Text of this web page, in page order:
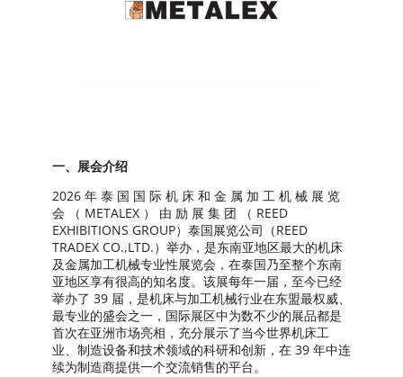
一、展会介绍
2026 年 泰 国 国 际 机 床 和 金 属 加 工 机 械 展 览
会 （ METALEX ） 由 励 展 集 团 （ REED
EXHIBITIONS GROUP）泰国展览公司（REED
TRADEX CO.,LTD.）举办，是东南亚地区最大的机床
及金属加工机械专业性展览会，在泰国乃至整个东南
亚地区享有很高的知名度。该展每年一届，至今已经
举办了 39 届，是机床与加工机械行业在东盟最权威、
最专业的盛会之一，国际展区中为数不少的展品都是
首次在亚洲市场亮相，充分展示了当今世界机床工
业、制造设备和技术领域的科研和创新，在 39 年中连
续为制造商提供一个交流销售的平台。